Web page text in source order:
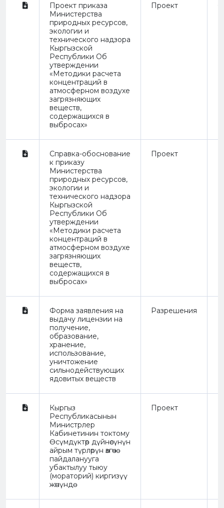
Проект приказа
Министерства
природных ресурсов,
экологии и
технического надзора
Кыргызской
Республики Об
утверждении
«Методики расчета
концентраций в
атмосферном воздухе
загрязняющих
веществ,
содержащихся в
выбросах»
Проект
Справка-обоснование
к приказу
Министерства
природных ресурсов,
экологии и
технического надзора
Кыргызской
Республики Об
утверждении
«Методики расчета
концентраций в
атмосферном воздухе
загрязняющих
веществ,
содержащихся в
выбросах»
Проект
Форма заявления на
выдачу лицензии на
получение,
образование,
хранение,
использование,
уничтожение
сильнодействующих
ядовитых веществ
Разрешения
Кыргыз
Республикасынын
Министрлер
Кабинетинин токтому
Өсүмдүктөр дүйнөсүнүн
айрым түрлөрүн өзгөчө
пайдаланууга
убактылуу тыюу
(мораторий) киргизүү
жөнүндө
Проект